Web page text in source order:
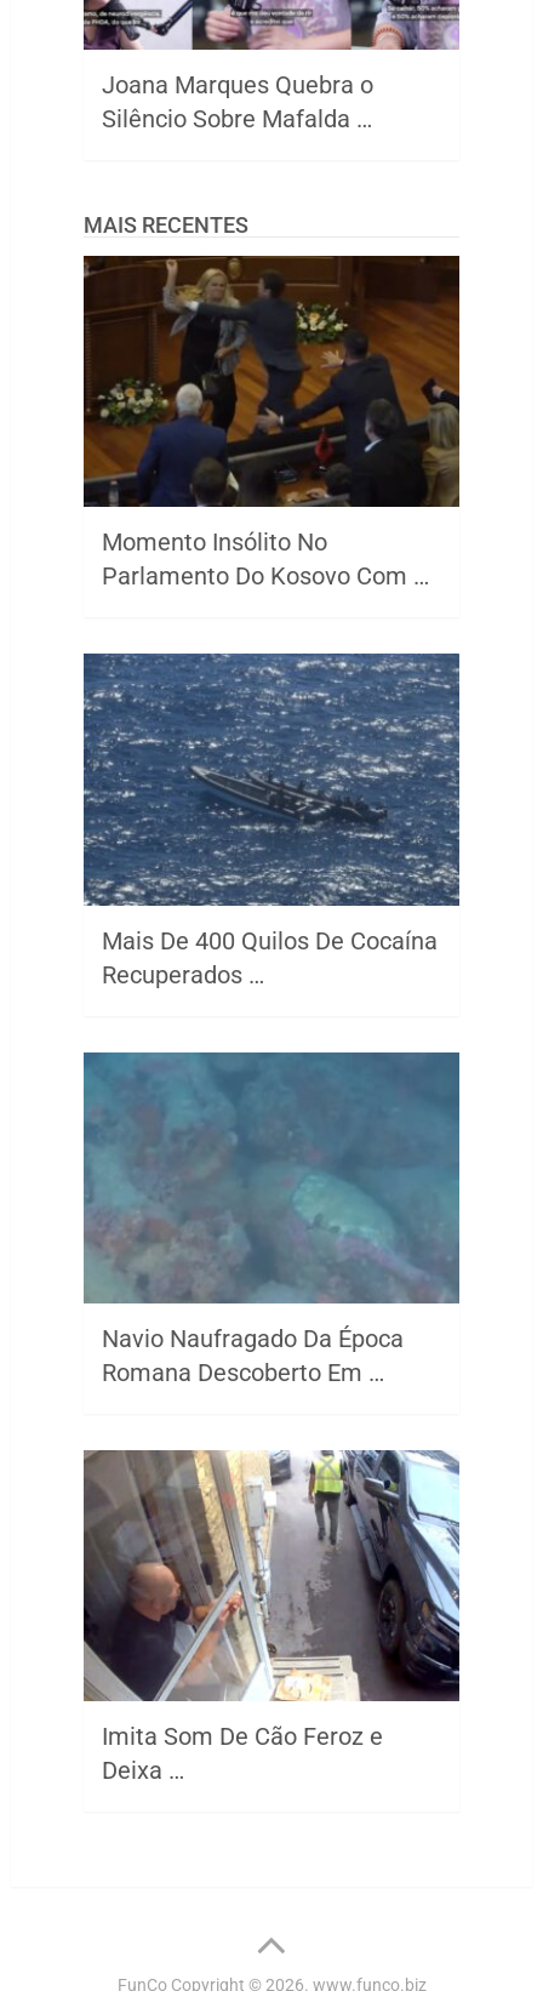
Joana Marques Quebra o
Silêncio Sobre Mafalda …
MAIS RECENTES
Momento Insólito No
Parlamento Do Kosovo Com …
Mais De 400 Quilos De Cocaína
Recuperados …
Navio Naufragado Da Época
Romana Descoberto Em …
Imita Som De Cão Feroz e
Deixa …
FunCoCopyright © 2026. www.funco.biz